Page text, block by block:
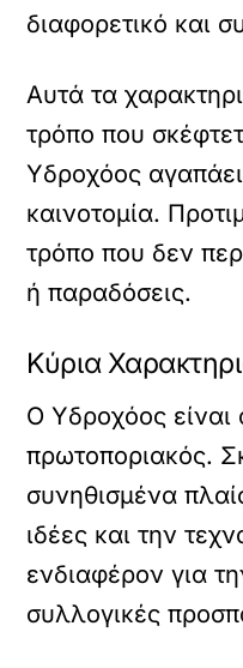
διαφορετικό και
Αυτά τα
τρόπο που
Υδροχόος
καινοτομία.
τρόπο που δεν
ή παραδόσεις.
Κύρια
Ο Υδροχόος είναι
πρωτοποριακός.
συνηθισμένα
ιδέες και την
ενδιαφέρον για
συλλογικές